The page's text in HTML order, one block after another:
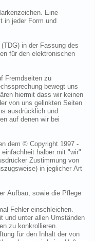
Eine
in jeder Form und
in der Fassung des
für den elektronischen
Fremdseiten zu
bewegt uns
hiermit dass wir keinen
von uns gelinkten Seiten
ausdrücklich und
auf denen wir bei
dem © Copyright 1997 -
halber mit "wir"
Zustimmung von
in jeglicher Art
Aufbau, sowie die Pflege
Fehler einschleichen.
und unter allen Umständen
zu konkrollieren.
für den Inhalt der von